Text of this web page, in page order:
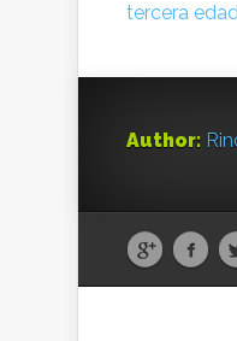
tercera
Author: